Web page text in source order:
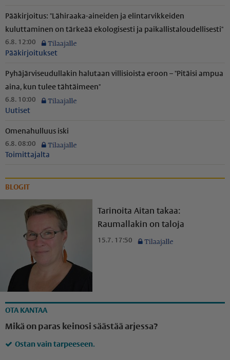
Pääkirjoitus: "Lähiraaka-aineiden ja elintarvikkeiden
kuluttaminen on tärkeää ekologisesti ja paikal­lis­ta­lou­del­li­sesti"
6.8. 12:00
Pääkirjoitukset
Pyhäjär­vi­seu­dul­lakin halutaan villisioista eroon – "Pitäisi ampua
aina, kun tulee tähtäimeen"
6.8. 10:00
Uutiset
Omenahulluus iski
6.8. 08:00
Toimittajalta
BLOGIT
Tarinoita Aitan takaa:
Raumallakin on taloja
15.7. 17:50
OTA KANTAA
Mikä on paras keinosi säästää arjessa?
Ostan vain tarpeeseen.